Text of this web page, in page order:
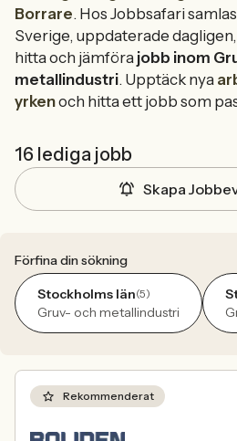
Borrare. Hos Jobbsafari
Sverige, uppdaterade
hitta och jämföra jobb inom
metallindustri. Upptäck nya
yrkenoch hitta ett jobb som
16 lediga jobb
Skapa
Förfina din sökning
Stockholms län(5)
Gruv- och metallindustri
Rekommenderat